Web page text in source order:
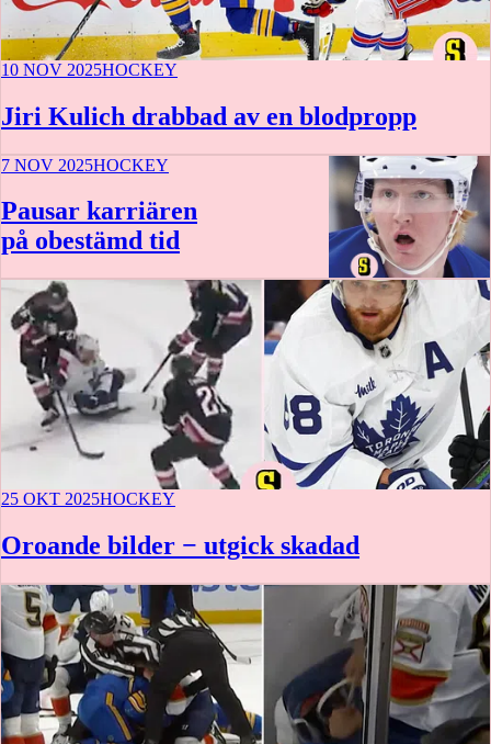
10 NOV 2025HOCKEY
Jiri Kulich drabbad av en blodpropp
7 NOV 2025HOCKEY
Pausar karriären
på obestämd tid
25 OKT 2025HOCKEY
Oroande bilder − utgick skadad